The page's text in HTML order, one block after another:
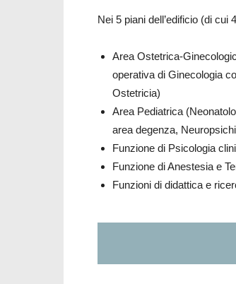
Nei 5 piani dell’edificio (di
Area Ostetrica-
operativa di Ginecologia
Ostetricia)
Area Pediatrica
area degenza,
Funzione di Psicologia
Funzione di Anestesia e
Funzioni di didattica e